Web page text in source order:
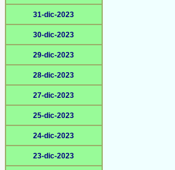
31-dic-2023
30-dic-2023
29-dic-2023
28-dic-2023
27-dic-2023
25-dic-2023
24-dic-2023
23-dic-2023